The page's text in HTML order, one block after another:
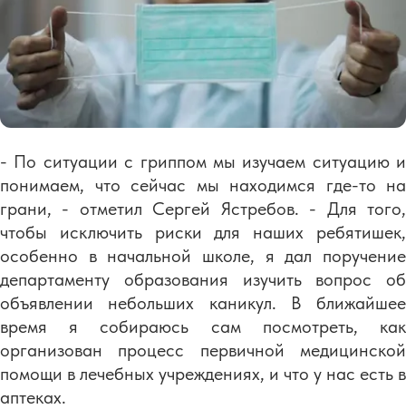
- По ситуации с гриппом мы изучаем ситуацию и
понимаем, что сейчас мы находимся где-то на
грани, - отметил Сергей Ястребов. - Для того,
чтобы исключить риски для наших ребятишек,
особенно в начальной школе, я дал поручение
департаменту образования изучить вопрос об
объявлении небольших каникул. В ближайшее
время я собираюсь сам посмотреть, как
организован процесс первичной медицинской
помощи в лечебных учреждениях, и что у нас есть в
аптеках.